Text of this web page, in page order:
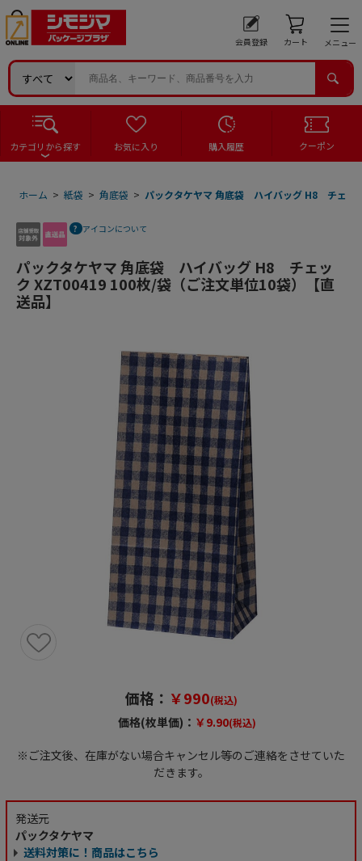
会員登録 カート メニュー
カテゴリから探す お気に入り 購入履歴 クーポン
ホーム > 紙袋 > 角底袋 > パックタケヤマ 角底袋 ハイバッグ H8 チェッ
アイコンについて
パックタケヤマ 角底袋 ハイバッグ H8 チェッ
ク XZT00419 100枚/袋（ご注文単位10袋）【直
送品】
価格： ￥990(税込)
価格(枚単価)： ￥9.90(税込)
※ご注文後、在庫がない場合キャンセル等のご連絡をさせていた
だきます。
発送元
パックタケヤマ
送料対策に！商品はこちら